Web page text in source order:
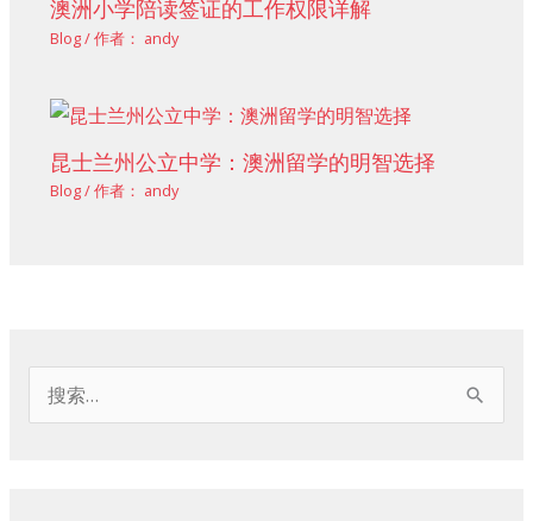
澳洲小学陪读签证的工作权限详解
Blog/ 作者： andy
昆士兰州公立中学：澳洲留学的明智选择
Blog/ 作者： andy